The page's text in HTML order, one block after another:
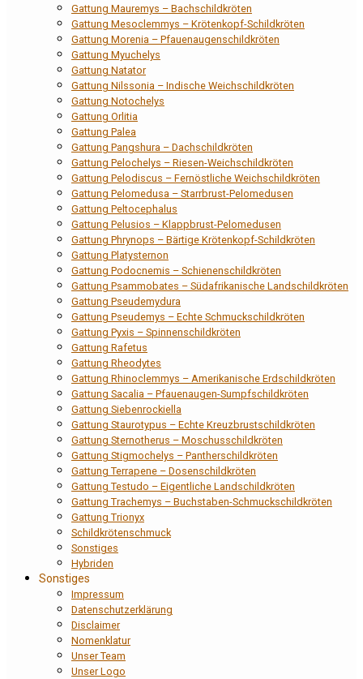
Gattung Mauremys – Bachschildkröten
Gattung Mesoclemmys – Krötenkopf-Schildkröten
Gattung Morenia – Pfauenaugenschildkröten
Gattung Myuchelys
Gattung Natator
Gattung Nilssonia – Indische Weichschildkröten
Gattung Notochelys
Gattung Orlitia
Gattung Palea
Gattung Pangshura – Dachschildkröten
Gattung Pelochelys – Riesen-Weichschildkröten
Gattung Pelodiscus – Fernöstliche Weichschildkröten
Gattung Pelomedusa – Starrbrust-Pelomedusen
Gattung Peltocephalus
Gattung Pelusios – Klappbrust-Pelomedusen
Gattung Phrynops – Bärtige Krötenkopf-Schildkröten
Gattung Platysternon
Gattung Podocnemis – Schienenschildkröten
Gattung Psammobates – Südafrikanische Landschildkröten
Gattung Pseudemydura
Gattung Pseudemys – Echte Schmuckschildkröten
Gattung Pyxis – Spinnenschildkröten
Gattung Rafetus
Gattung Rheodytes
Gattung Rhinoclemmys – Amerikanische Erdschildkröten
Gattung Sacalia – Pfauenaugen-Sumpfschildkröten
Gattung Siebenrockiella
Gattung Staurotypus – Echte Kreuzbrustschildkröten
Gattung Sternotherus – Moschusschildkröten
Gattung Stigmochelys – Pantherschildkröten
Gattung Terrapene – Dosenschildkröten
Gattung Testudo – Eigentliche Landschildkröten
Gattung Trachemys – Buchstaben-Schmuckschildkröten
Gattung Trionyx
Schildkrötenschmuck
Sonstiges
Hybriden
Sonstiges
Impressum
Datenschutzerklärung
Disclaimer
Nomenklatur
Unser Team
Unser Logo